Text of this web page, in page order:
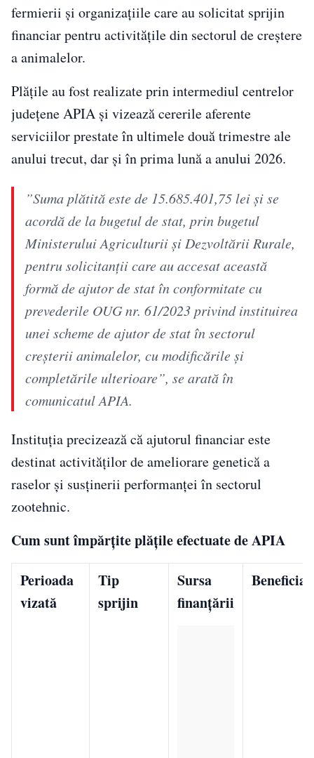
fermierii și organizațiile care au solicitat sprijin
financiar pentru activitățile din sectorul de creștere
a animalelor.
Plățile au fost realizate prin intermediul centrelor
județene APIA și vizează cererile aferente
serviciilor prestate în ultimele două trimestre ale
anului trecut, dar și în prima lună a anului 2026.
”Suma plătită este de 15.685.401,75 lei și se
acordă de la bugetul de stat, prin bugetul
Ministerului Agriculturii și Dezvoltării Rurale,
pentru solicitanții care au accesat această
formă de ajutor de stat în conformitate cu
prevederile OUG nr. 61/2023 privind instituirea
unei scheme de ajutor de stat în sectorul
creșterii animalelor, cu modificările și
completările ulterioare”, se arată în
comunicatul APIA.
Instituția precizează că ajutorul financiar este
destinat activităților de ameliorare genetică a
raselor și susținerii performanței în sectorul
zootehnic.
Cum sunt împărțite plățile efectuate de APIA
Perioada
vizată
Tip
sprijin
Sursa
finanțării